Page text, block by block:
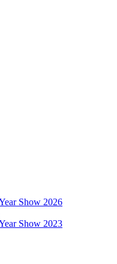
Show 2026
Show 2023